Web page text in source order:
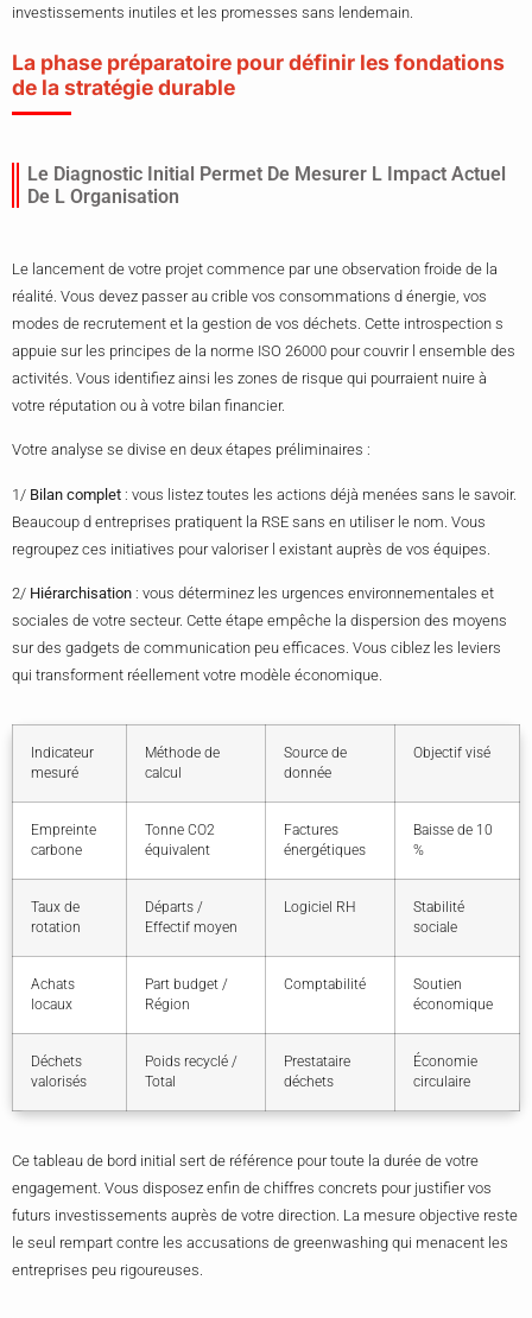
investissements inutiles et les promesses sans lendemain.
La phase préparatoire pour définir les fondations
de la stratégie durable
Le Diagnostic Initial Permet De Mesurer L Impact Actuel
De L Organisation
Le lancement de votre projet commence par une observation froide de la
réalité. Vous devez passer au crible vos consommations d énergie, vos
modes de recrutement et la gestion de vos déchets. Cette introspection s
appuie sur les principes de la norme ISO 26000 pour couvrir l ensemble des
activités. Vous identifiez ainsi les zones de risque qui pourraient nuire à
votre réputation ou à votre bilan financier.
Votre analyse se divise en deux étapes préliminaires :
1/ Bilan complet : vous listez toutes les actions déjà menées sans le savoir.
Beaucoup d entreprises pratiquent la RSE sans en utiliser le nom. Vous
regroupez ces initiatives pour valoriser l existant auprès de vos équipes.
2/ Hiérarchisation : vous déterminez les urgences environnementales et
sociales de votre secteur. Cette étape empêche la dispersion des moyens
sur des gadgets de communication peu efficaces. Vous ciblez les leviers
qui transforment réellement votre modèle économique.
Indicateur
mesuré
Méthode de
calcul
Source de
donnée
Objectif visé
Empreinte
carbone
Tonne CO2
équivalent
Factures
énergétiques
Baisse de 10
%
Taux de
rotation
Départs /
Effectif moyen
Logiciel RH
Stabilité
sociale
Achats
locaux
Part budget /
Région
Comptabilité
Soutien
économique
Déchets
valorisés
Poids recyclé /
Total
Prestataire
déchets
Économie
circulaire
Ce tableau de bord initial sert de référence pour toute la durée de votre
engagement. Vous disposez enfin de chiffres concrets pour justifier vos
futurs investissements auprès de votre direction. La mesure objective reste
le seul rempart contre les accusations de greenwashing qui menacent les
entreprises peu rigoureuses.